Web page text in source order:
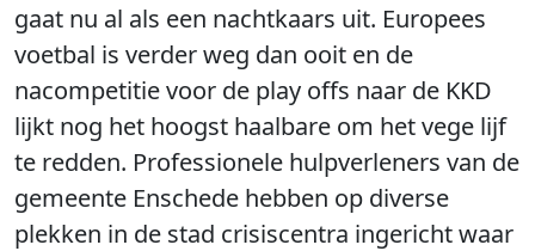
gaat nu al als een nachtkaars uit. Europees
voetbal is verder weg dan ooit en de
nacompetitie voor de play offs naar de KKD
lijkt nog het hoogst haalbare om het vege lijf
te redden. Professionele hulpverleners van de
gemeente Enschede hebben op diverse
plekken in de stad crisiscentra ingericht waar